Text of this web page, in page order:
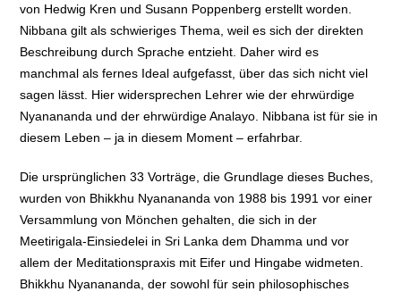
von Hedwig Kren und Susann Poppenberg erstellt worden.
Nibbana gilt als schwieriges Thema, weil es sich der direkten
Beschreibung durch Sprache entzieht. Daher wird es
manchmal als fernes Ideal aufgefasst, über das sich nicht viel
sagen lässt. Hier widersprechen Lehrer wie der ehrwürdige
Nyanananda und der ehrwürdige Analayo. Nibbana ist für sie in
diesem Leben – ja in diesem Moment – erfahrbar.
Die ursprünglichen 33 Vorträge, die Grundlage dieses Buches,
wurden von Bhikkhu Nyanananda von 1988 bis 1991 vor einer
Versammlung von Mönchen gehalten, die sich in der
Meetirigala-Einsiedelei in Sri Lanka dem Dhamma und vor
allem der Meditationspraxis mit Eifer und Hingabe widmeten.
Bhikkhu Nyanananda, der sowohl für sein philosophisches